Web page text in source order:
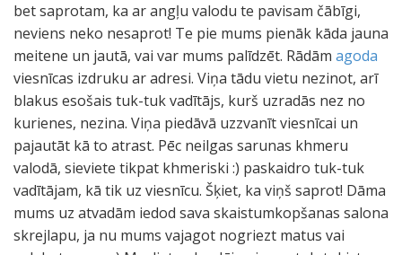
bet saprotam, ka ar angļu valodu te pavisam čābīgi,
neviens neko nesaprot! Te pie mums pienāk kāda jauna
meitene un jautā, vai var mums palīdzēt. Rādām agoda
viesnīcas izdruku ar adresi. Viņa tādu vietu nezinot, arī
blakus esošais tuk-tuk vadītājs, kurš uzradās nez no
kurienes, nezina. Viņa piedāvā uzzvanīt viesnīcai un
pajautāt kā to atrast. Pēc neilgas sarunas khmeru
valodā, sieviete tikpat khmeriski :) paskaidro tuk-tuk
vadītājam, kā tik uz viesnīcu. Šķiet, ka viņš saprot! Dāma
mums uz atvadām iedod sava skaistumkopšanas salona
skrejlapu, ja nu mums vajagot nogriezt matus vai